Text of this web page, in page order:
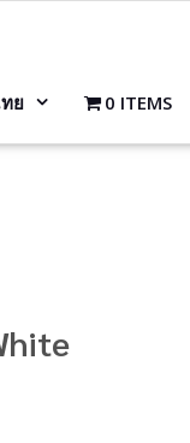
ย 0 ITEMS